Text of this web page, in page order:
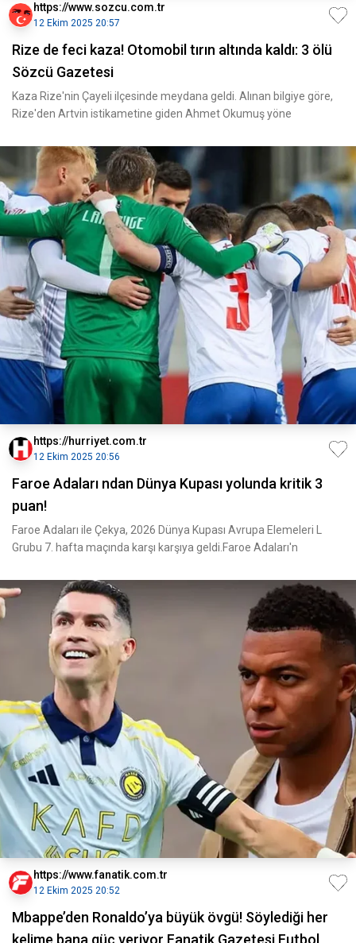
https://www.sozcu.com.tr
12 Ekim 2025 20:57
Rize de feci kaza! Otomobil tırın altında kaldı: 3 ölü
Sözcü Gazetesi
Kaza Rize'nin Çayeli ilçesinde meydana geldi. Alınan bilgiye göre,
Rize'den Artvin istikametine giden Ahmet Okumuş yöne
https://hurriyet.com.tr
12 Ekim 2025 20:56
Faroe Adaları ndan Dünya Kupası yolunda kritik 3
puan!
Faroe Adaları ile Çekya, 2026 Dünya Kupası Avrupa Elemeleri L
Grubu 7. hafta maçında karşı karşıya geldi.Faroe Adaları'n
https://www.fanatik.com.tr
12 Ekim 2025 20:52
Mbappe’den Ronaldo’ya büyük övgü! Söylediği her
kelime bana güç veriyor Fanatik Gazetesi Futbol